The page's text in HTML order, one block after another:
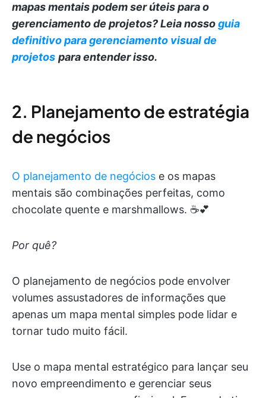
mapas mentais podem ser úteis para o
gerenciamento de projetos?Leia nossoguia
definitivo para gerenciamento visual de
projetos para entender isso.
2. Planejamento de estratégia
de negócios
O planejamento de negócios e os mapas
mentais são combinações perfeitas, como
chocolate quente e marshmallows. ☕️💕
Por quê?
O planejamento de negócios pode envolver
volumes assustadores de informações que
apenas um mapa mental simples pode lidar e
tornar tudo muito fácil.
Use o mapa mental estratégico para lançar seu
novo empreendimento e gerenciar seus